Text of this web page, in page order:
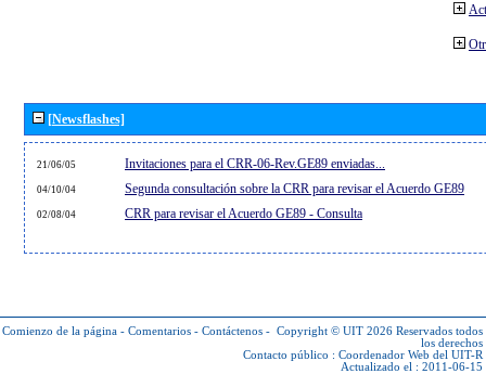
[Newsflashes]
21/06/05 Invitaciones para el CRR-06-Rev.GE89 enviadas...
04/10/04 Segunda consultación sobre la CRR para revisar el Acuerdo GE89
02/08/04 CRR para revisar el Acuerdo GE89 - Consulta
Comienzo de la página - Comentarios - Contáctenos - Copyright © UIT 2026 Reservados todos
los derechos
Contacto público : Coordenador Web del UIT-R
Actualizado el : 2011-06-15